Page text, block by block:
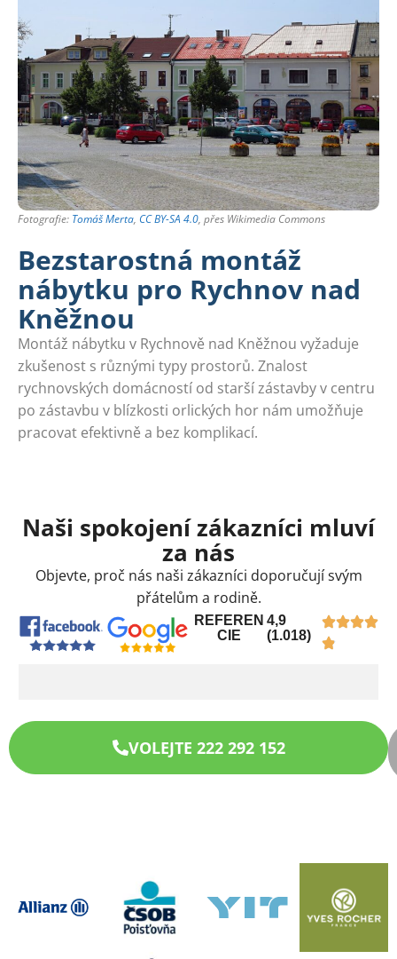
Fotografie: Tomáš Merta, CC BY-SA 4.0, přes Wikimedia Commons
Bezstarostná montáž
nábytku pro Rychnov nad
Kněžnou
Montáž nábytku v Rychnově nad Kněžnou vyžaduje
zkušenost s různými typy prostorů. Znalost
rychnovských domácností od starší zástavby v centru
po zástavbu v blízkosti orlických hor nám umožňuje
pracovat efektivně a bez komplikací.
Naši spokojení zákazníci mluví
za nás
Objevte, proč nás naši zákazníci doporučují svým
přátelům a rodině.
REFEREN
CIE
4,9
(1.018)
VOLEJTE 222 292 152